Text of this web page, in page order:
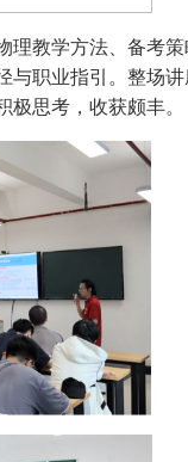
理教学方法、备考
与职业指引。整场
思考，收获颇丰。